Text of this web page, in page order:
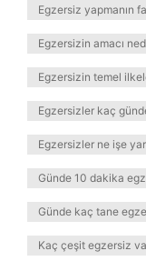
Egzersiz yapmanın
Egzersizin amacı
Egzersizin temel
Egzersizler kaç
Egzersizler ne işe
Günde 10 dakika
Günde kaç tane
Kaç çeşit egzersiz